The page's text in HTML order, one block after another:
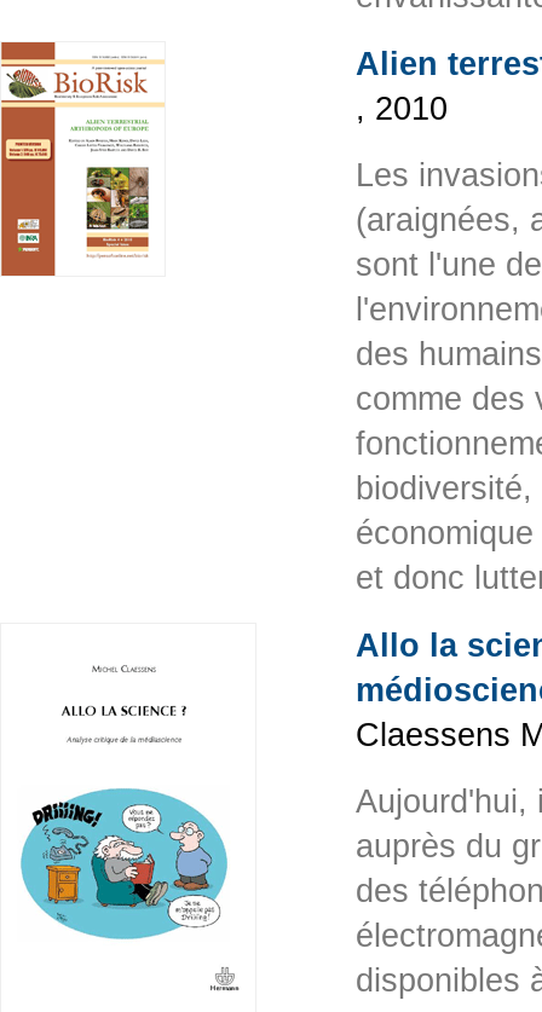
Alien
, 2010
Les
(araignées,
sont l'une
des
comme des
et donc
Allo la
Claessens
Aujourd'hui,
auprès du
des
disponibles